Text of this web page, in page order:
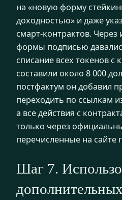
на «новую форму
доходностью» и даже
смарт-контрактов. Через
формы подписью
списание всех токенов с
составили около 8 000
постфактум он добавил
переходить по ссылкам
а все действия с
только через
перечисленные на сайте
Шаг 7.